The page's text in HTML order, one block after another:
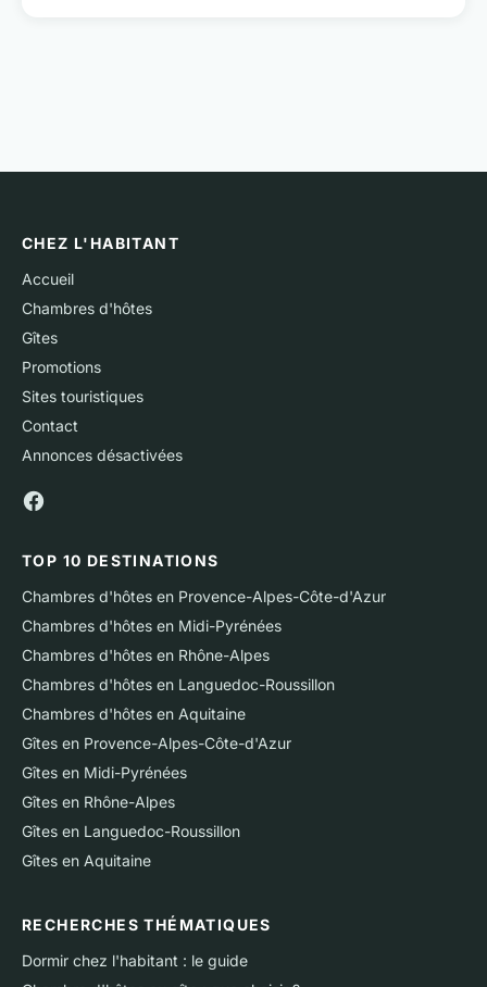
CHEZ L'HABITANT
Accueil
Chambres d'hôtes
Gîtes
Promotions
Sites touristiques
Contact
Annonces désactivées
TOP 10 DESTINATIONS
Chambres d'hôtes en Provence-Alpes-Côte-d'Azur
Chambres d'hôtes en Midi-Pyrénées
Chambres d'hôtes en Rhône-Alpes
Chambres d'hôtes en Languedoc-Roussillon
Chambres d'hôtes en Aquitaine
Gîtes en Provence-Alpes-Côte-d'Azur
Gîtes en Midi-Pyrénées
Gîtes en Rhône-Alpes
Gîtes en Languedoc-Roussillon
Gîtes en Aquitaine
RECHERCHES THÉMATIQUES
Dormir chez l'habitant : le guide